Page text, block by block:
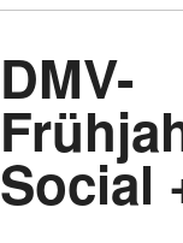
DMV-
Social